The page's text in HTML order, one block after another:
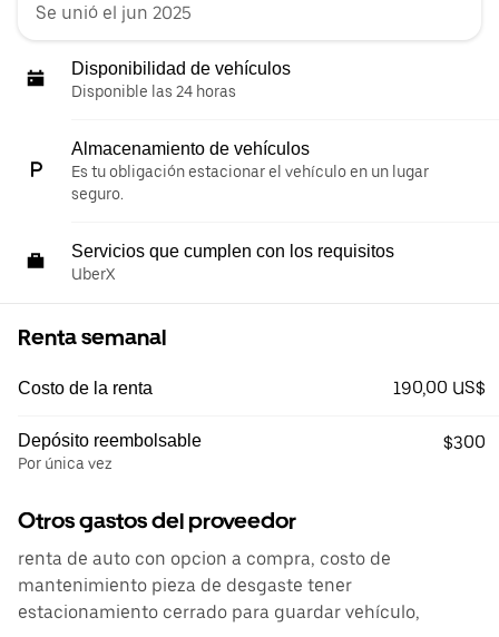
Se unió el jun 2025
Disponibilidad de vehículos
Disponible las 24 horas
Almacenamiento de vehículos
Es tu obligación estacionar el vehículo en un lugar
seguro.
Servicios que cumplen con los requisitos
UberX
Renta semanal
Costo de la renta 190,00 US$
Depósito reembolsable
Por única vez
$300
Otros gastos del proveedor
renta de auto con opcion a compra, costo de
mantenimiento pieza de desgaste tener
estacionamiento cerrado para guardar vehículo,